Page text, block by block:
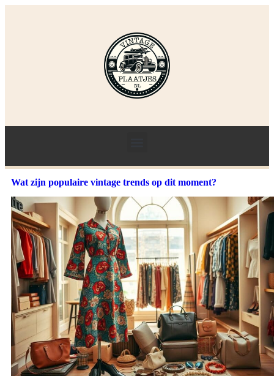
Wat zijn populaire vintage trends op dit moment?